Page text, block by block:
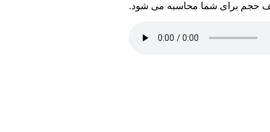
حجم برای شما محاسبه می شود.